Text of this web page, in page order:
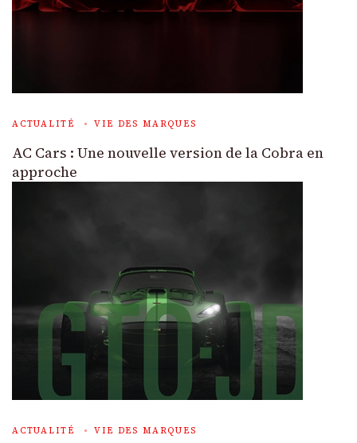
ACTUALITÉ VIE DES MARQUES
AC Cars : Une nouvelle version de la Cobra en
approche
ACTUALITÉ VIE DES MARQUES